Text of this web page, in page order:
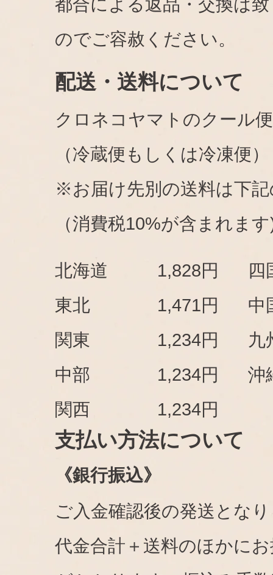
都合による返品・交換は
のでご容赦ください。
配送・送料について
クロネコヤマトのクール便
（冷蔵便もしくは冷凍便）
※お届け先別の送料は下
（消費税10%が含まれま
北海道 1,828円
四
東北
1,471円
中
関東
1,234円
九
中部
1,234円
沖
関西
1,234円
支払い方法について
《銀行振込》
ご入金確認後の発送とな
代金合計＋送料のほかに